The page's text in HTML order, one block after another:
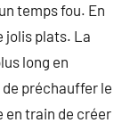
temps fou. En
jolis plats. La
long en
de préchauffer le
en train de créer